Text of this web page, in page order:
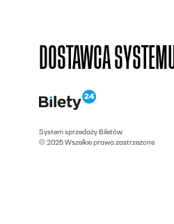
DOSTAWCA SYSTEMU
System sprzedaży Biletów
© 2025 Wszelkie prawa zastrzeżone